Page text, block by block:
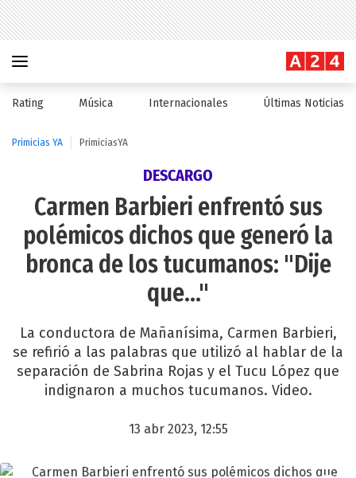
Rating Música Internacionales Últimas Noticias
Primicias YA PrimiciasYA
DESCARGO
Carmen Barbieri enfrentó sus
polémicos dichos que generó la
bronca de los tucumanos: "Dije
que..."
La conductora de Mañanísima, Carmen Barbieri,
se refirió a las palabras que utilizó al hablar de la
separación de Sabrina Rojas y el Tucu López que
indignaron a muchos tucumanos. Video.
13 abr 2023, 12:55